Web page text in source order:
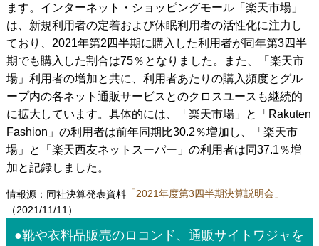
ます。インターネット・ショッピングモール「楽天市場」
は、新規利用者の定着および休眠利用者の活性化に注力し
ており、2021年第2四半期に購入した利用者が同年第3四半
期でも購入した割合は75％となりました。また、「楽天市
場」利用者の増加と共に、利用者あたりの購入頻度とグル
ープ内の各ネット通販サービスとのクロスユースも継続的
に拡大しています。具体的には、「楽天市場」と「Rakuten
Fashion」の利用者は前年同期比30.2％増加し、「楽天市
場」と「楽天西友ネットスーパー」の利用者は同37.1％増
加と記録しました。
情報源：同社決算発表資料「2021年度第3四半期決算説明会」
（2021/11/11）
●靴や衣料品販売のロコンド、通販サイトワジャを